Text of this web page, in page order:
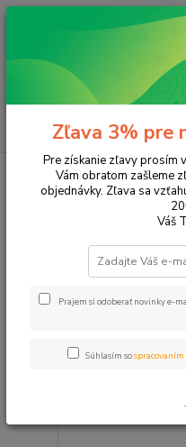
Tonery a náplne do tlačiarní
Zľava 3% pre
Pre získanie zľavy prosím
Vám obratom zašleme
objednávky. Zľava sa
Váš
Prajem si odoberať novinky e-
Súhlasím so